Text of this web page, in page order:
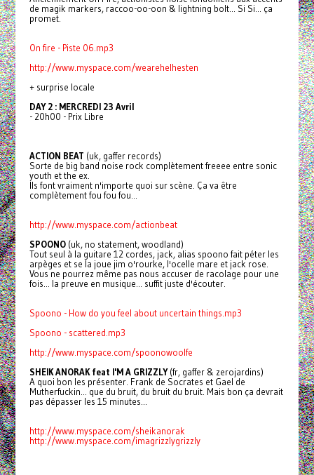
de magik markers, raccoo-oo-oon & lightning bolt... Si Si... ça
promet.
On fire - Piste 06.mp3
http://www.myspace.com/wearehelhesten
+ surprise locale
DAY 2 : MERCREDI 23 Avril
- 20h00 - Prix Libre
ACTION BEAT (uk, gaffer records)
Sorte de big band noise rock complètement freeee entre sonic
youth et the ex.
Ils font vraiment n'importe quoi sur scène. Ça va être
complètement fou fou fou...
http://www.myspace.com/actionbeat
SPOONO (uk, no statement, woodland)
Tout seul à la guitare 12 cordes, jack, alias spoono fait péter les
arpèges et se la joue jim o'rourke, l'ocelle mare et jack rose.
Vous ne pourrez même pas nous accuser de racolage pour une
fois... la preuve en musique... suffit juste d'écouter.
Spoono - How do you feel about uncertain things.mp3
Spoono - scattered.mp3
http://www.myspace.com/spoonowoolfe
SHEIK ANORAK feat I'M A GRIZZLY(fr, gaffer & zerojardins)
A quoi bon les présenter. Frank de Socrates et Gael de
Mutherfuckin... que du bruit, du bruit du bruit. Mais bon ça devrait
pas dépasser les 15 minutes...
http://www.myspace.com/sheikanorak
http://www.myspace.com/imagrizzlygrizzly